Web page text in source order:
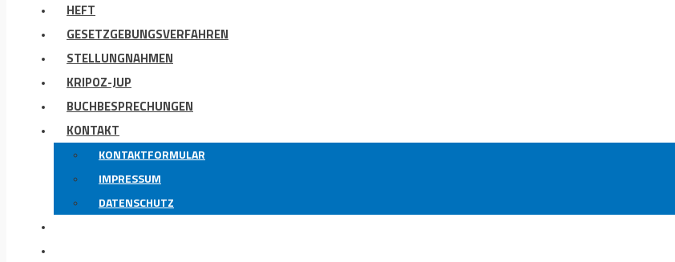
HEFT
GESETZGEBUNGSVERFAHREN
STELLUNGNAHMEN
KRIPOZ-JUP
BUCHBESPRECHUNGEN
KONTAKT
KONTAKTFORMULAR
IMPRESSUM
DATENSCHUTZ